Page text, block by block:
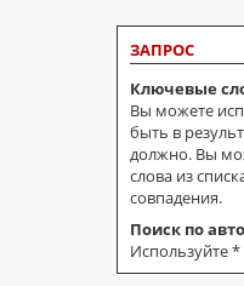
ЗАПРОС
Ключевые
Вы можете
быть в
должно. Вы
слова из
совпадения.
Поиск по
Используйте